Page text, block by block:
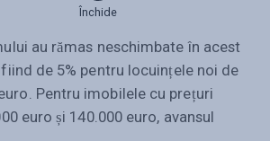
Închide
au rămas neschimbate în acest
de 5% pentru locuințele noi de
Pentru imobilele cu prețuri
euro și 140.000 euro, avansul